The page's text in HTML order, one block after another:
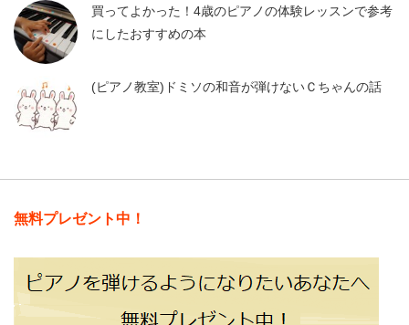
買ってよかった！4歳のピアノの体験レッスンで参考
にしたおすすめの本
(ピアノ教室)ドミソの和音が弾けないＣちゃんの話
無料プレゼント中！